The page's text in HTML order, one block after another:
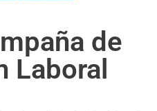
de
Laboral